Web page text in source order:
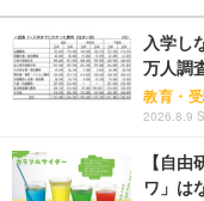
入学し
万人調
教育・
2026.8.9
【自
ワ」は